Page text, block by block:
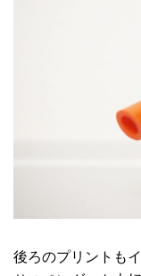
後ろのプリントも